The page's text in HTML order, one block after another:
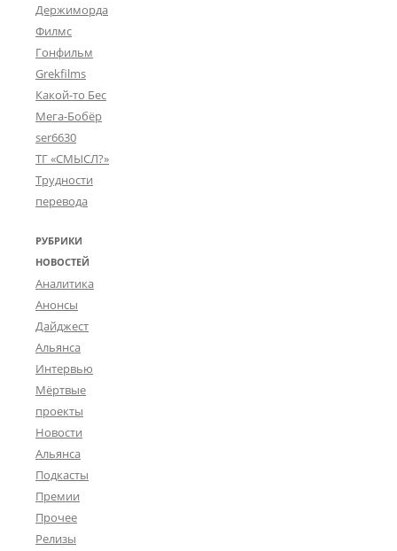
Держиморда
Филмс
Гонфильм
Grekfilms
Какой-то Бес
Мега-Бобёр
ser6630
ТГ «СМЫСЛ?»
Трудности
перевода
РУБРИКИ
НОВОСТЕЙ
Аналитика
Анонсы
Дайджест
Альянса
Интервью
Мёртвые
проекты
Новости
Альянса
Подкасты
Премии
Прочее
Релизы